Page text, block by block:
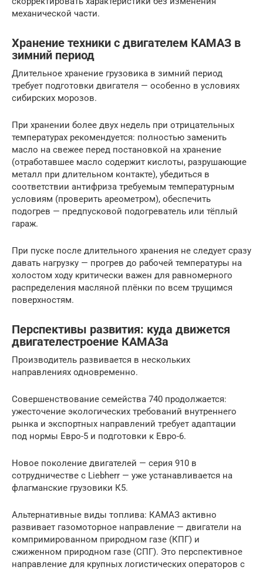
механической части.
Хранение техники с двигателем КАМАЗ в
зимний период
Длительное хранение грузовика в зимний период
требует подготовки двигателя — особенно в условиях
сибирских морозов.
При хранении более двух недель при отрицательных
температурах рекомендуется: полностью заменить
масло на свежее перед постановкой на хранение
(отработавшее масло содержит кислоты, разрушающие
металл при длительном контакте), убедиться в
соответствии антифриза требуемым температурным
условиям (проверить ареометром), обеспечить
подогрев — предпусковой подогреватель или тёплый
гараж.
При пуске после длительного хранения не следует сразу
давать нагрузку — прогрев до рабочей температуры на
холостом ходу критически важен для равномерного
распределения масляной плёнки по всем трущимся
поверхностям.
Перспективы развития: куда движется
двигателестроение КАМАЗа
Производитель развивается в нескольких
направлениях одновременно.
Совершенствование семейства 740 продолжается:
ужесточение экологических требований внутреннего
рынка и экспортных направлений требует адаптации
под нормы Евро-5 и подготовки к Евро-6.
Новое поколение двигателей — серия 910 в
сотрудничестве с Liebherr — уже устанавливается на
флагманские грузовики К5.
Альтернативные виды топлива: КАМАЗ активно
развивает газомоторное направление — двигатели на
компримированном природном газе (КПГ) и
сжиженном природном газе (СПГ). Это перспективное
направление для крупных логистических операторов с